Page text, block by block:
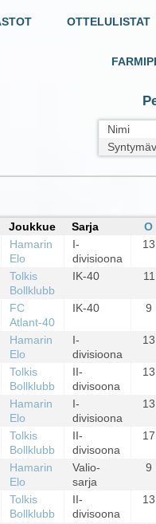
OTTELULISTAT
Nimi
Joukkue Sarja
O
Hamarin
Elo
I-
divisioona
13
Tolkis
Bollklubb
IK-40 11
FC
Atlant-40
IK-40 9
Hamarin
Elo
I-
divisioona
13
Tolkis
Bollklubb
II-
divisoona
13
Hamarin
Elo
I-
divisioona
13
Tolkis
Bollklubb
II-
divisoona
17
Hamarin
Elo
Valio-
sarja
9
Tolkis
Bollklubb
II-
divisoona
13